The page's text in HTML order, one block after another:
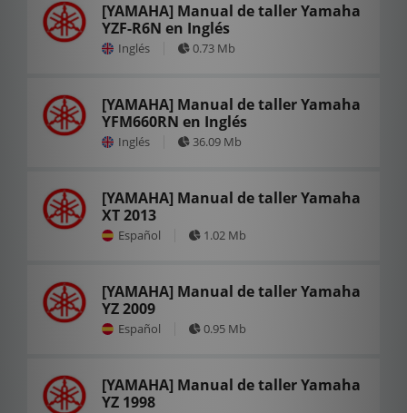
[YAMAHA] Manual de taller Yamaha
YZF-R6N en Inglés
Inglés 0.73 Mb
[YAMAHA] Manual de taller Yamaha
YFM660RN en Inglés
Inglés 36.09 Mb
[YAMAHA] Manual de taller Yamaha
XT 2013
Español 1.02 Mb
[YAMAHA] Manual de taller Yamaha
YZ 2009
Español 0.95 Mb
[YAMAHA] Manual de taller Yamaha
YZ 1998